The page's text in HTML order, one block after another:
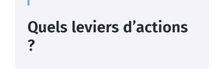
Quels leviers d’actions
?